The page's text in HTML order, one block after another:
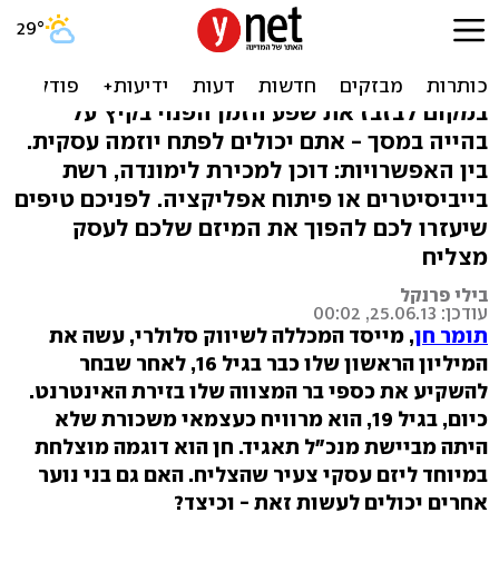
כך תהפכו ליזמים צעירים
בחופש הגדול
במקום לבזבז את שפע הזמן הפנוי בקיץ על
בהייה במסך - אתם יכולים לפתח יוזמה עסקית.
בין האפשרויות: דוכן למכירת לימונדה, רשת
בייביסיטרים או פיתוח אפליקציה. לפניכם טיפים
שיעזרו לכם להפוך את המיזם שלכם לעסק
מצליח
בילי פרנקל
עודכן: 25.06.13, 00:02
תומר חן, מייסד המכללה לשיווק סלולרי, עשה את
המיליון הראשון שלו כבר בגיל 16, לאחר שבחר
להשקיע את כספי בר המצווה שלו בזירת האינטרנט.
כיום, בגיל 19, הוא מרוויח כעצמאי משכורת שלא
היתה מביישת מנכ"ל תאגיד. חן הוא דוגמה מוצלחת
במיוחד ליזם עסקי צעיר שהצליח. האם גם בני נוער
אחרים יכולים לעשות זאת - וכיצד?